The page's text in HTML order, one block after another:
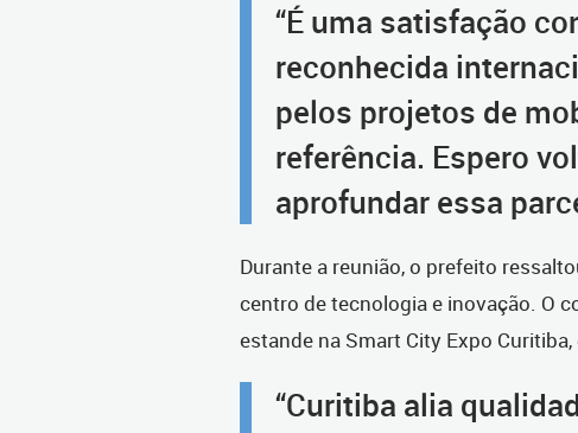
“É uma satisfação
reconhecida
pelos projetos de
referência. Espero
aprofundar essa
Durante a reunião, o prefeito
centro de tecnologia e inovação. O
estande na Smart City Expo
“Curitiba alia